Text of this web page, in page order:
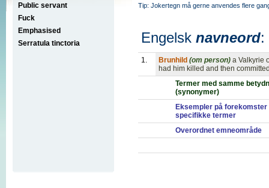
Public servant
Fuck
Emphasised
Serratula tinctoria
Tip: Jokertegn må gerne anvendes flere
Engelsk navneord:
1. Brunhild (om person) a Valkyrie
had him killed and then
Termer med samme
(synonymer)
Eksempler på forekomster
specifikke termer
Overordnet emneområde